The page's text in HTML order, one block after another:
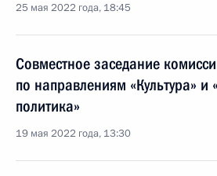
25 мая 2022 года, 18:45
Совместное заседание
по направлениям «Культура»
политика»
19 мая 2022 года, 13:30